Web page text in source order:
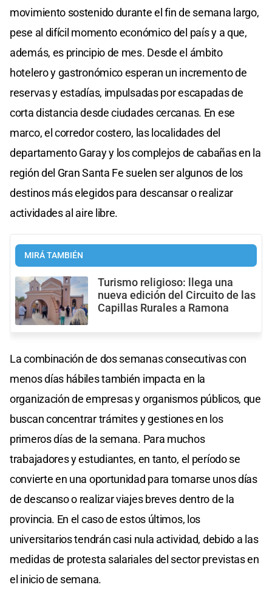
movimiento sostenido durante el fin de semana largo,
pese al difícil momento económico del país y a que,
además, es principio de mes. Desde el ámbito
hotelero y gastronómico esperan un incremento de
reservas y estadías, impulsadas por escapadas de
corta distancia desde ciudades cercanas. En ese
marco, el corredor costero, las localidades del
departamento Garay y los complejos de cabañas en la
región del Gran Santa Fe suelen ser algunos de los
destinos más elegidos para descansar o realizar
actividades al aire libre.
MIRÁ TAMBIÉN
Turismo religioso: llega una
nueva edición del Circuito de las
Capillas Rurales a Ramona
La combinación de dos semanas consecutivas con
menos días hábiles también impacta en la
organización de empresas y organismos públicos, que
buscan concentrar trámites y gestiones en los
primeros días de la semana. Para muchos
trabajadores y estudiantes, en tanto, el período se
convierte en una oportunidad para tomarse unos días
de descanso o realizar viajes breves dentro de la
provincia. En el caso de estos últimos, los
universitarios tendrán casi nula actividad, debido a las
medidas de protesta salariales del sector previstas en
el inicio de semana.